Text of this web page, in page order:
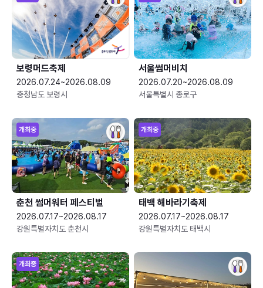
보령머드축제
2026.07.24~2026.08.09
충청남도 보령시
서울썸머비치
2026.07.20~2026.08.09
서울특별시 종로구
개최중
춘천 썸머워터 페스티벌
2026.07.17~2026.08.17
강원특별자치도 춘천시
개최중
태백 해바라기축제
2026.07.17~2026.08.17
강원특별자치도 태백시
개최중